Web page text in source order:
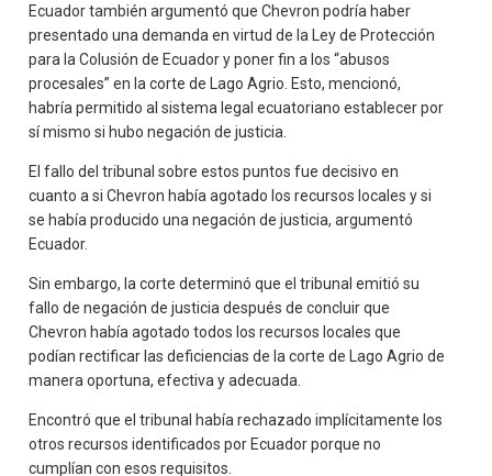
Ecuador también argumentó que Chevron podría haber
presentado una demanda en virtud de la Ley de Protección
para la Colusión de Ecuador y poner fin a los “abusos
procesales” en la corte de Lago Agrio. Esto, mencionó,
habría permitido al sistema legal ecuatoriano establecer por
sí mismo si hubo negación de justicia.
El fallo del tribunal sobre estos puntos fue decisivo en
cuanto a si Chevron había agotado los recursos locales y si
se había producido una negación de justicia, argumentó
Ecuador.
Sin embargo, la corte determinó que el tribunal emitió su
fallo de negación de justicia después de concluir que
Chevron había agotado todos los recursos locales que
podían rectificar las deficiencias de la corte de Lago Agrio de
manera oportuna, efectiva y adecuada.
Encontró que el tribunal había rechazado implícitamente los
otros recursos identificados por Ecuador porque no
cumplían con esos requisitos.